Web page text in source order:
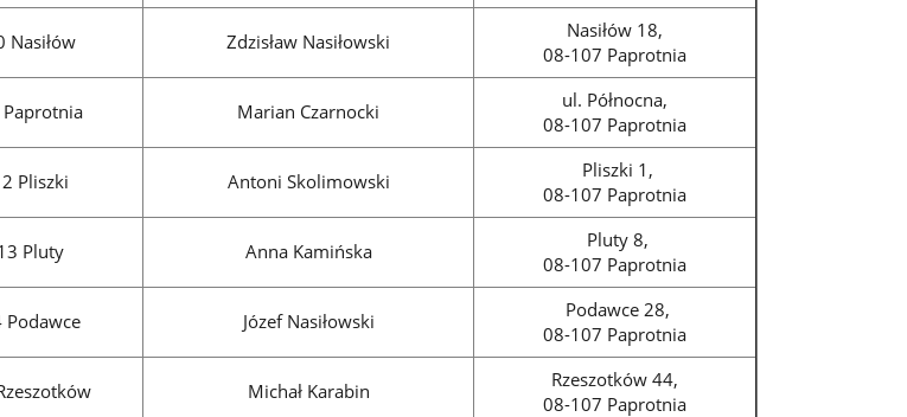
Nasiłów Zdzisław Nasiłowski
Nasiłów 18,
08-107 Paprotnia
Paprotnia Marian Czarnocki
ul. Północna,
08-107 Paprotnia
Pliszki Antoni Skolimowski
Pliszki 1,
08-107 Paprotnia
Pluty Anna Kamińska
Pluty 8,
08-107 Paprotnia
Podawce Józef Nasiłowski
Podawce 28,
08-107 Paprotnia
Michał Karabin
Rzeszotków 44,
08-107 Paprotnia